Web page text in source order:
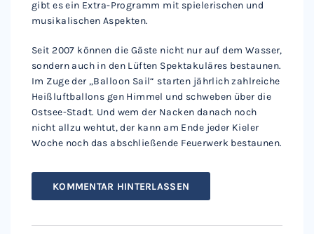
gibt es ein Extra-Programm mit spielerischen und
musikalischen Aspekten.
Seit 2007 können die Gäste nicht nur auf dem Wasser,
sondern auch in den Lüften Spektakuläres bestaunen.
Im Zuge der „Balloon Sail“ starten jährlich zahlreiche
Heißluftballons gen Himmel und schweben über die
Ostsee-Stadt. Und wem der Nacken danach noch
nicht allzu wehtut, der kann am Ende jeder Kieler
Woche noch das abschließende Feuerwerk bestaunen.
KOMMENTAR HINTERLASSEN